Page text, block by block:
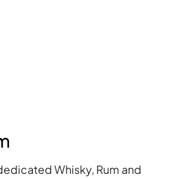
Whisky, Rum and